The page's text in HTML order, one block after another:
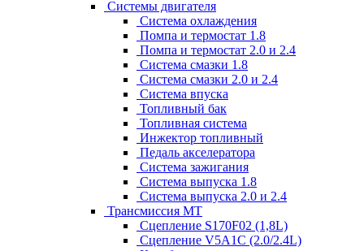
Системы двигателя
Система охлаждения
Помпа и термостат 1.8
Помпа и термостат 2.0 и 2.4
Система смазки 1.8
Система смазки 2.0 и 2.4
Система впуска
Топливный бак
Топливная система
Инжектор топливный
Педаль акселератора
Система зажигания
Система выпуска 1.8
Система выпуска 2.0 и 2.4
Трансмиссия МТ
Сцепление S170F02 (1,8L)
Сцепление V5A1C (2.0/2.4L)